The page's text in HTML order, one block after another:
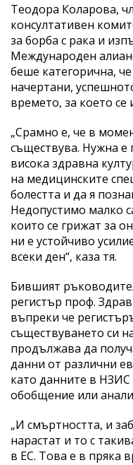
Теодора Коларова,
консултативен
за борба с рака и
Международен
беше категорична,
начертани,
времето, за което се
„Срамно е, че в
съществува. Нужна е
висока здравна
на медицинските
болестта и да я
Недопустимо малко
които се грижат за
ни е устойчиво
всеки ден“, каза тя.
Бившият
регистър проф.
въпреки че
съществуването си
продължава да
данни от различни
като данните в
обобщение или
„И смъртността, и
нарастат и то с
в ЕС. Това е в пряка